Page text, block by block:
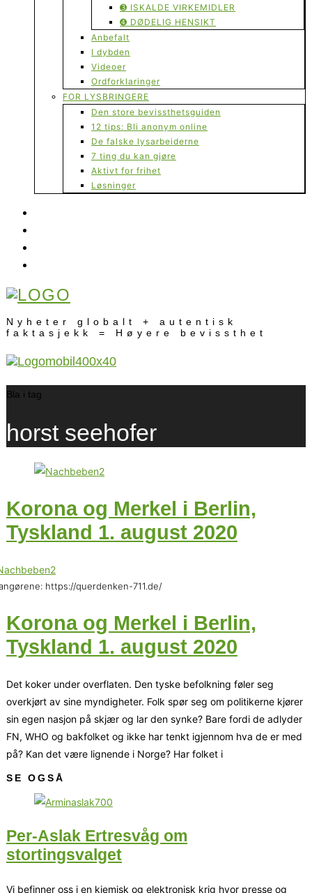
➌ ISKALDE VIRKEMIDLER
➍ DØDELIG HENSIKT
Anbefalt
I dybden
Videoer
Ordforklaringer
FOR LYSBRINGERE
Den store bevissthetsguiden
12 tips: Bli anonym online
De falske lysarbeiderne
7 ting du kan gjøre
Aktivt for frihet
Løsninger
Nyheter globalt + autentisk
faktasjekk = Høyere bevissthet
Bla i tag
horst seehofer
Korona og Merkel i Berlin,
Tyskland 1. august 2020
https://querdenken-711.de/
Korona og Merkel i Berlin,
Tyskland 1. august 2020
Det koker under overflaten. Den tyske befolkning føler seg
overkjørt av sine myndigheter. Folk spør seg om politikerne kjører
sin egen nasjon på skjær og lar den synke? Bare fordi de adlyder
FN, WHO og bakfolket og ikke har tenkt igjennom hva de er med
på? Kan det være lignende i Norge? Har folket i
SE OGSÅ
Per-Aslak Ertresvåg om
stortingsvalget
Vi befinner oss i en kjemisk og elektronisk krig hvor presse og